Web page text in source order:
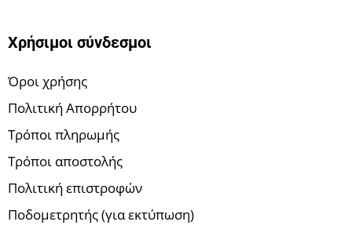
Χρήσιμοι σύνδεσμοι
Όροι χρήσης
Πολιτική Απορρήτου
Τρόποι πληρωμής
Τρόποι αποστολής
Πολιτική επιστροφών
Ποδομετρητής (για εκτύπωση)